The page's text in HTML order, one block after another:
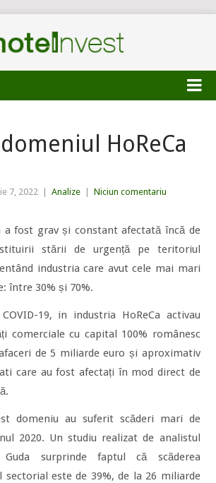
HoReCa
7, 2022 Analize Niciun comentariu
a fost grav și constant afectată încă de
stării de urgență pe teritoriul
industria care avut cele mai mari
între 30% și 70%.
19, in industria HoReCa activau
comerciale cu capital 100% românesc
de 5 miliarde euro și aproximativ
care au fost afectați în mod direct de
domeniu au suferit scăderi mari de
2020. Un studiu realizat de analistul
surprinde faptul că scăderea
sectorial este de 39%, de la 26 miliarde